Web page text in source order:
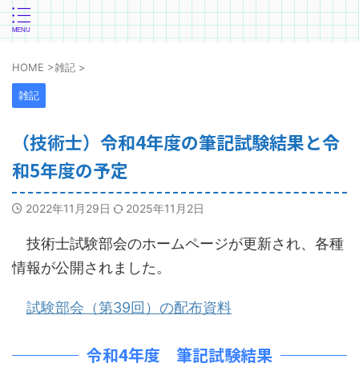
HOME >雑記 >
雑記
（技術士）令和4年度の筆記試験結果と令
和5年度の予定
2022年11月29日 2025年11月2日
技術士試験部会のホームページが更新され、各種
情報が公開されました。
試験部会（第39回）の配布資料
令和4年度 筆記試験結果